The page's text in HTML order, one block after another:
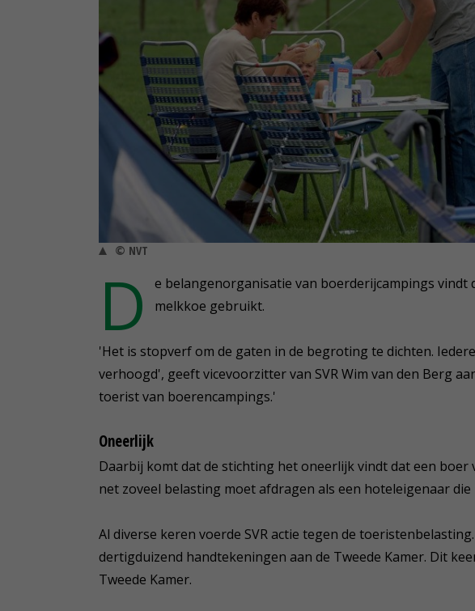
© NVT
D
e belangenorganisatie van boerderijcampings vindt
melkkoe gebruikt.
'Het is stopverf om de gaten in de begroting te dichten.
verhoogd', geeft vicevoorzitter van SVR Wim van den Berg
toerist van boerencampings.'
Oneerlijk
Daarbij komt dat de stichting het oneerlijk vindt dat een boer
net zoveel belasting moet afdragen als een hoteleigenaar
Al diverse keren voerde SVR actie tegen de
dertigduizend handtekeningen aan de Tweede Kamer. Dit
Tweede Kamer.